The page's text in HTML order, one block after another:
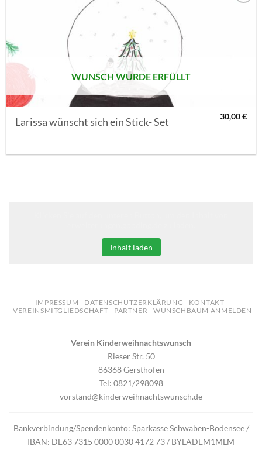
WUNSCH WURDE ERFÜLLT
Larissa wünscht sich ein Stick- Set 30,00€
Inhalt laden
IMPRESSUM DATENSCHUTZERKLÄRUNG
KONTAKT
VEREINSMITGLIEDSCHAFT
PARTNER WUNSCHBAUM ANMELDEN
Verein Kinderweihnachtswunsch
Rieser Str. 50
86368 Gersthofen
Tel: 0821/298098
vorstand@kinderweihnachtswunsch.de
Bankverbindung/Spendenkonto: Sparkasse Schwaben-Bodensee /
IBAN: DE63 7315 0000 0030 4172 73 / BYLADEM1MLM